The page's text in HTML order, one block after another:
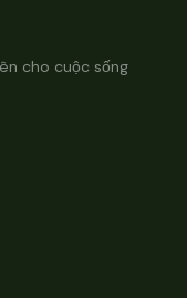
cho cuộc sống